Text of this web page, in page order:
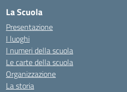
La Scuola
Presentazione
I luoghi
I numeri della scuola
Le carte della scuola
Organizzazione
La storia